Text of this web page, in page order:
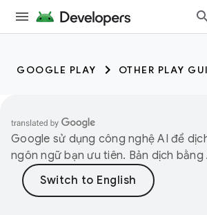
GOOGLE PLAY OTHER PLAY
Google sử dụng công nghệ AI để
ngôn ngữ bạn ưu tiên. Bản dịch